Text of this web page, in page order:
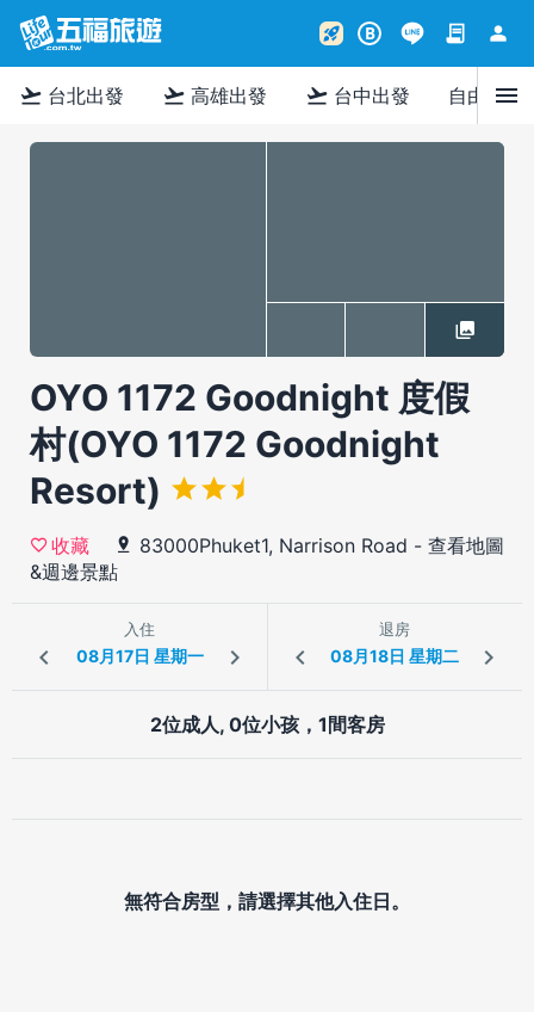
rocket_launch B contract person
flight_takeoff 台北出發 flight_takeoff 高雄出發 flight_takeoff 台中出發 自由行menu
OYO 1172 Goodnight 度假
村(OYO 1172 Goodnight
Resort)
收藏 83000Phuket1, Narrison Road - 查看地圖
&週邊景點
入住 退房
2位成人, 0位小孩，1間客房
無符合房型，請選擇其他入住日。